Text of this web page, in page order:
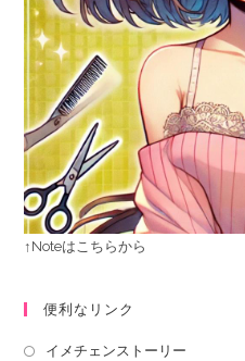
↑Noteはこちらから
便利なリンク
イメチェンストーリー